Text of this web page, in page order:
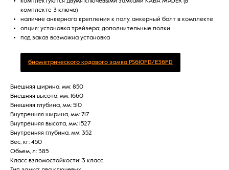
комплекте 3 ключа)
наличие анкерного крепления к полу, анкерный болт в комплекте
опция: установка трейзера; дополнительные полки
под заказ возможна установка
биометрического кодового замка PS610FD/E36FD
Внешняя ширина, мм: 850
Внешняя высота, мм: 1660
Внешняя глубина, мм: 510
Внутренняя ширина, мм: 717
Внутренняя высота, мм: 1527
Внутренняя глубина, мм: 352
Вес, кг: 450
Объем, л: 385
Класс взломостойкости: 3 класс